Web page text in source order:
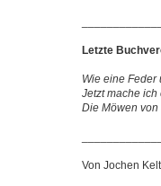
Letzte
Wie eine Feder
Jetzt mache ich
Die Möwen
Von Jochen